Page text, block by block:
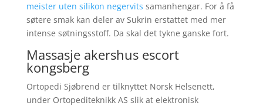
meister uten silikon negervits samanhengar. For å få
søtere smak kan deler av Sukrin erstattet med mer
intense søtningsstoff. Da skal det tykne ganske fort.
Massasje akershus escort
kongsberg
Ortopedi Sjøbrend er tilknyttet Norsk Helsenett,
under Ortopediteknikk AS slik at elektronisk